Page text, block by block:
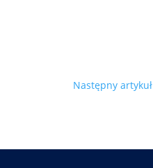
Następny artykuł